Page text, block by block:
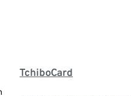
TchiboCard